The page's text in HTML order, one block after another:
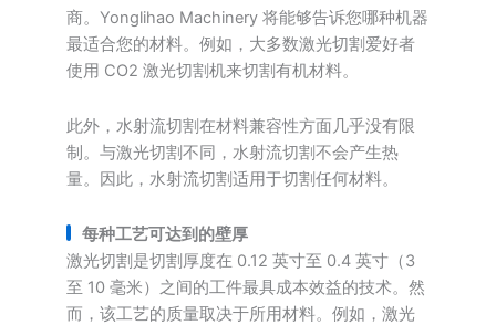
商。Yonglihao Machinery 将能够告诉您哪种机器
最适合您的材料。例如，大多数激光切割爱好者
使用 CO2 激光切割机来切割有机材料。
此外，水射流切割在材料兼容性方面几乎没有限
制。与激光切割不同，水射流切割不会产生热
量。因此，水射流切割适用于切割任何材料。
每种工艺可达到的壁厚
激光切割是切割厚度在 0.12 英寸至 0.4 英寸（3
至 10 毫米）之间的工件最具成本效益的技术。然
而，该工艺的质量取决于所用材料。例如，激光